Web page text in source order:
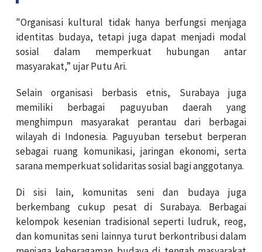
"Organisasi kultural tidak hanya berfungsi menjaga
identitas budaya, tetapi juga dapat menjadi modal
sosial dalam memperkuat hubungan antar
masyarakat,” ujar Putu Ari.
Selain organisasi berbasis etnis, Surabaya juga
memiliki berbagai paguyuban daerah yang
menghimpun masyarakat perantau dari berbagai
wilayah di Indonesia. Paguyuban tersebut berperan
sebagai ruang komunikasi, jaringan ekonomi, serta
sarana memperkuat solidaritas sosial bagi anggotanya.
Di sisi lain, komunitas seni dan budaya juga
berkembang cukup pesat di Surabaya. Berbagai
kelompok kesenian tradisional seperti ludruk, reog,
dan komunitas seni lainnya turut berkontribusi dalam